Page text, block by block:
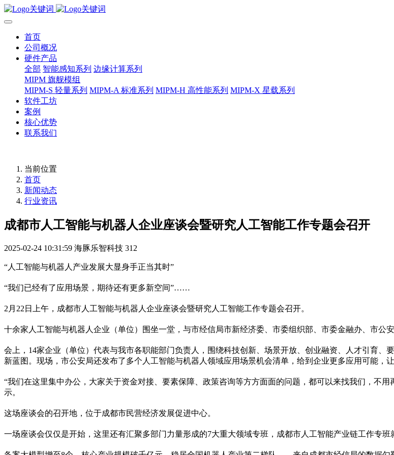
首页
公司概况
硬件产品
全部 智能感知系列 边缘计算系列
MIPM 旗舰模组
MIPM-S 轻量系列 MIPM-A 标准系列 MIPM-H 高性能系列 MIPM-X 星载系列
软件工坊
案例
核心优势
联系我们
当前位置
首页
新闻动态
行业资讯
成都市人工智能与机器人企业座谈会暨研究人工智能工作专题会召开
2025-02-24 10:31:59 海豚乐智科技 312
“人工智能与机器人产业发展大显身手正当其时”
“我们已经有了应用场景，期待还有更多新空间”……
2月22日上午，成都市人工智能与机器人企业座谈会暨研究人工智能工作专题会召开。
十余家人工智能与机器人企业（单位）围坐一堂，与市经信局市新经济委、市委组织部、市委金融办、市公
会上，14家企业（单位）代表与我市各职能部门负责人，围绕科技创新、场景开放、创业融资、人才引育
新蓝图。现场，市公安局还发布了多个人工智能与机器人领域应用场景机会清单，给到企业更多应用可能，
“我们在这里集中办公，大家关于资金对接、要素保障、政策咨询等方方面面的问题，都可以来找我们，不
示。
这场座谈会的召开地，位于成都市民营经济发展促进中心。
一场座谈会仅仅是开始，这里还有汇聚多部门力量形成的7大重大领域专班，成都市人工智能产业链工作专班